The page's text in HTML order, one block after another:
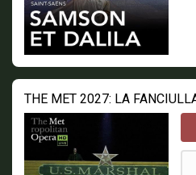
THE MET 2027: LA